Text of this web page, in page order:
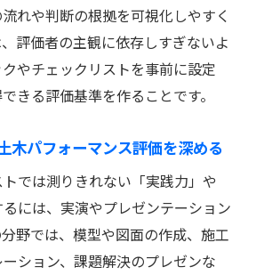
れや判断の根拠を可視化しやすく
評価者の主観に依存しすぎないよ
やチェックリストを事前に設定
きる評価基準を作ることです。
木パフォーマンス評価を深める
では測りきれない「実践力」や
るには、実演やプレゼンテーション
野では、模型や図面の作成、施工
ション、課題解決のプレゼンな